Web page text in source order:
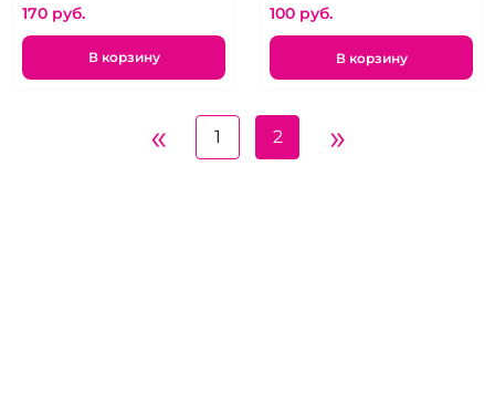
170 pуб.
В корзину
100 pуб.
В корзину
« 1 2 »